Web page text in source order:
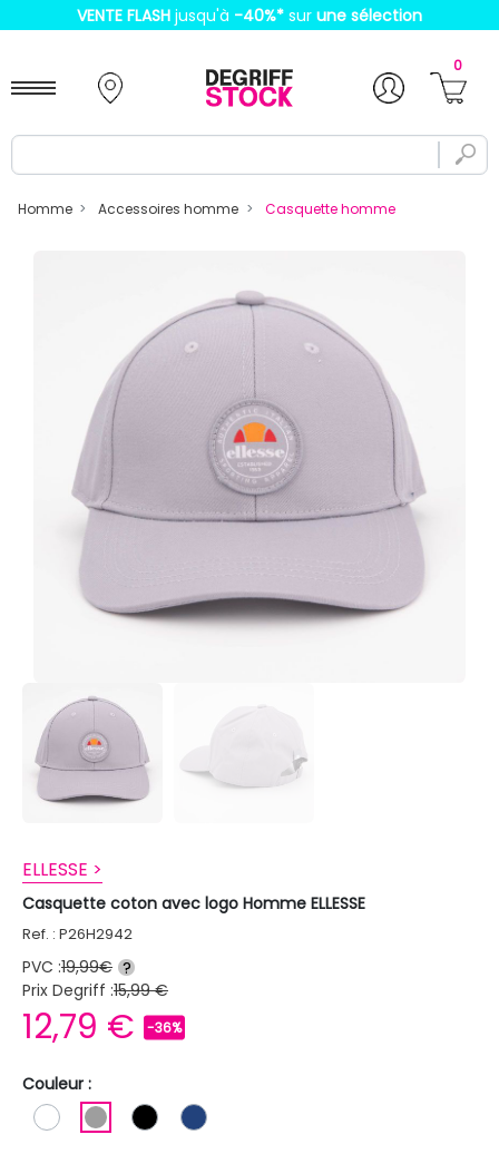
VENTE FLASH jusqu'à -40%* sur une sélection
0
Homme Accessoires homme Casquette homme
ELLESSE >
Casquette coton avec logo Homme ELLESSE
Ref. : P26H2942
PVC :19,99€ ?
Prix Degriff :15,99 €
12,79 € -36%
Couleur :
BLANC GRIS NOIR BLEU FONCE